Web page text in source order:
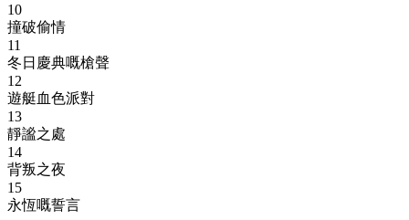
10
撞破偷情
11
冬日慶典嘅槍聲
12
遊艇血色派對
13
靜謐之處
14
背叛之夜
15
永恆嘅誓言